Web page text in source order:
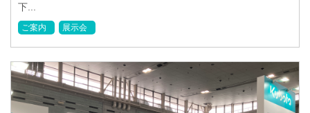
下...
ご案内 展示会